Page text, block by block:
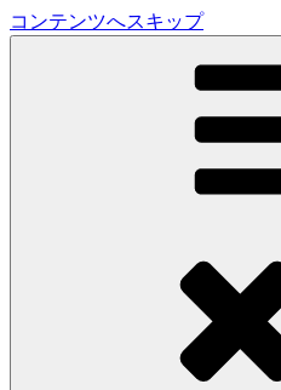
コンテンツへスキップ
LA VILLA ROUGE Blog